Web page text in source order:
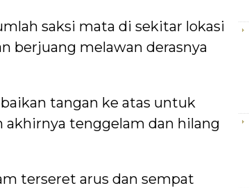
saksi mata di sekitar lokasi
berjuang melawan derasnya
tangan ke atas untuk
tenggelam dan hilang
terseret arus dan sempat